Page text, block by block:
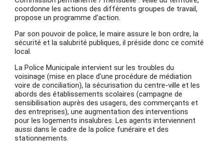
coordonne les actions des différents groupes de travail,
propose un programme d'action.
Par son pouvoir de police, le maire assure le bon ordre, la
sécurité et la salubrité publiques, il préside donc ce comité
local.
La Police Municipale intervient sur les troubles du
voisinage (mise en place d’une procédure de médiation
voire de conciliation), la sécurisation du centre-ville et les
abords des établissements scolaires (campagne de
sensibilisation auprès des usagers, des commerçants et
des entreprises), une augmentation des interventions
pour les logements insalubres. Les agents interviennent
aussi dans le cadre de la police funéraire et des
stationnements.